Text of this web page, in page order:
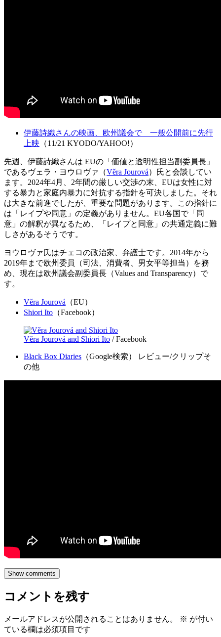
伊藤詩織さんの映画、欧州議会で 一般公開前に先行
上映 （11/21 KYODO/YAHOO!）
先週、伊藤詩織さんは EUの「価値と透明性担当副委員長」
であるヴェラ・ヨウロヴァ（Věra Jourová）氏と会談してい
ます。2024年4月、2年間の厳しい交渉の末、EUは女性に対
する暴力と家庭内暴力に対抗する指針を可決しました。それ
は大きな前進でしたが、重要な問題があります。この指針に
は「レイプや同意」の定義がありません。EU各国で「同
意」の解釈が異なるため、「レイプと同意」の共通定義に難
しさがあるそうです。
ヨウロヴァ氏はチェコの政治家、弁護士です。2014年から
2019年まで欧州委員（司法、消費者、男女平等担当）を務
め、現在は欧州議会副委員長（Values and Transparency）で
す。
Věra Jourová （EU）
Shiori Ito （Facebook）
Věra Jourová and Shiori Ito / Facebook
Black Box Diaries （Google検索） レビュー/クリップそ
の他
Show comments
コメントを残す
メールアドレスが公開されることはありません。 ※ が付い
ている欄は必須項目です